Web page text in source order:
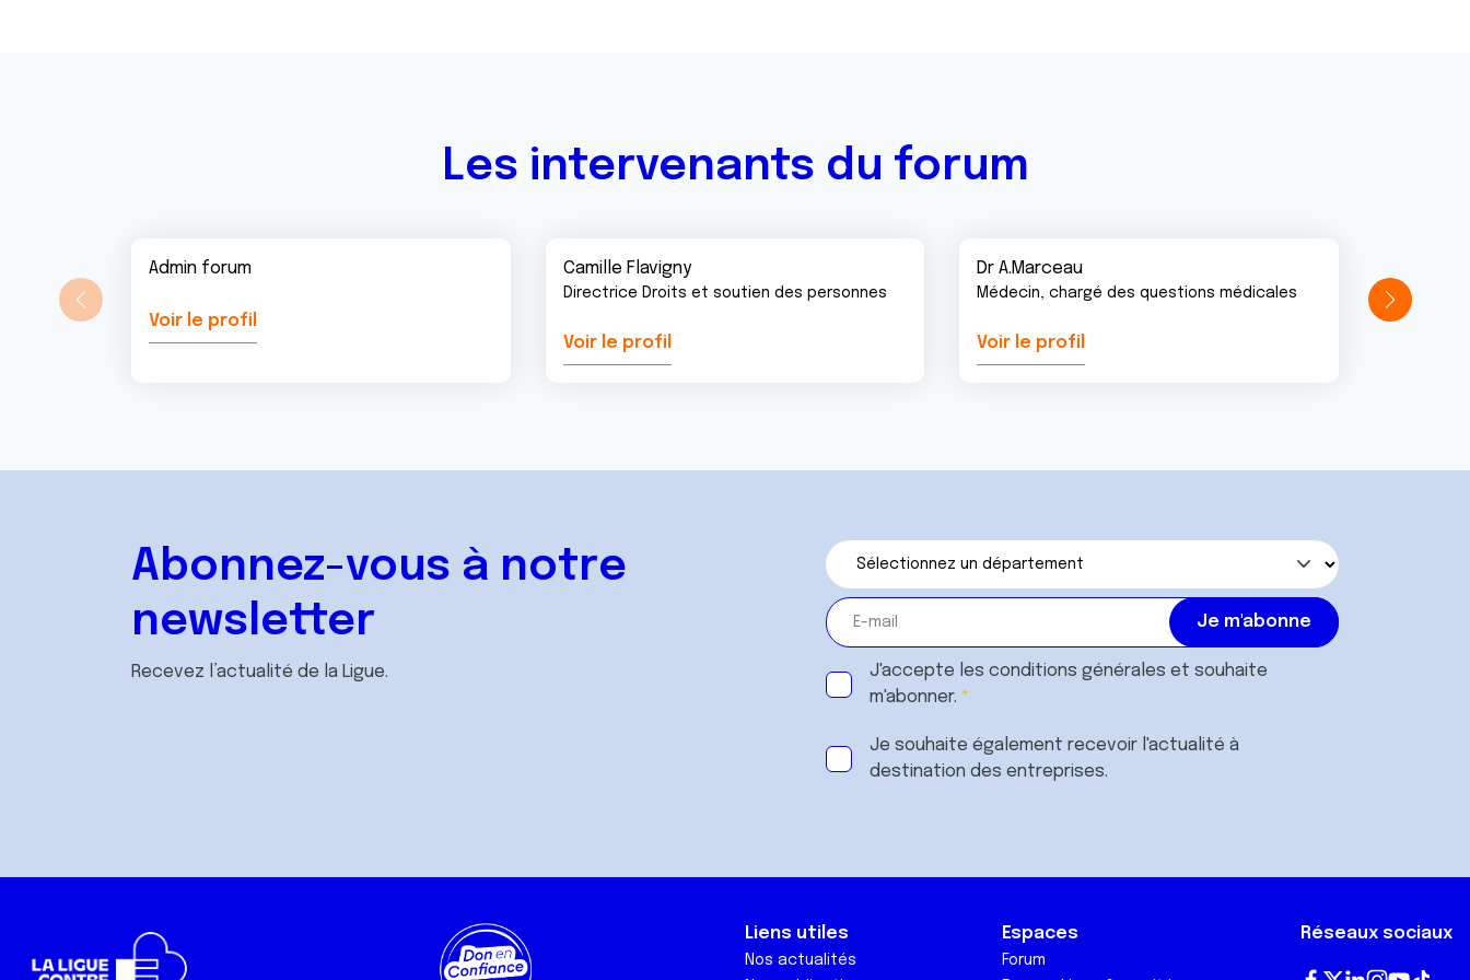
Les intervenants du forum
Admin forum
Voir le profil
Camille Flavigny
Directrice Droits et soutien des personnes
Voir le profil
Dr A.Marceau
Médecin, chargé des questions médicales
Voir le profil
Abonnez-vous à notre
newsletter
Recevez l’actualité de la Ligue. J'accepte les conditions générales et souhaite
m'abonner.
Je souhaite également recevoir l'actualité à
destination des entreprises.
Liens utiles
Nos actualités
Espaces
Forum
Réseaux sociaux